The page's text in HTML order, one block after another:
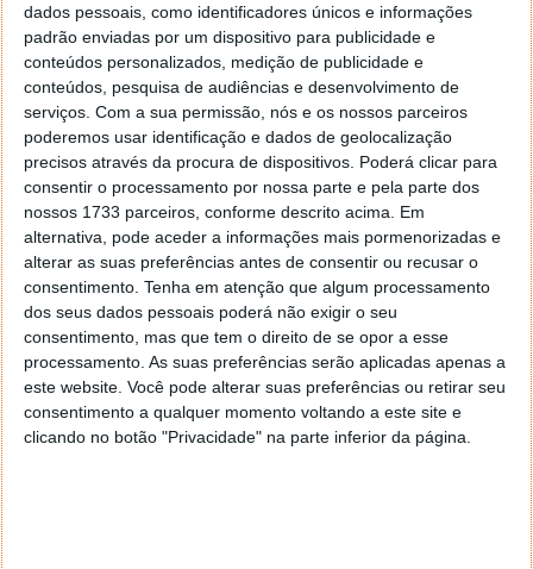
dados pessoais, como identificadores únicos e informações
padrão enviadas por um dispositivo para publicidade e
conteúdos personalizados, medição de publicidade e
conteúdos, pesquisa de audiências e desenvolvimento de
serviços. Com a sua permissão, nós e os nossos parceiros
poderemos usar identificação e dados de geolocalização
precisos através da procura de dispositivos. Poderá clicar para
consentir o processamento por nossa parte e pela parte dos
nossos 1733 parceiros, conforme descrito acima. Em
alternativa, pode aceder a informações mais pormenorizadas e
alterar as suas preferências antes de consentir ou recusar o
consentimento. Tenha em atenção que algum processamento
dos seus dados pessoais poderá não exigir o seu
consentimento, mas que tem o direito de se opor a esse
processamento. As suas preferências serão aplicadas apenas a
este website. Você pode alterar suas preferências ou retirar seu
consentimento a qualquer momento voltando a este site e
clicando no botão "Privacidade" na parte inferior da página.
Também esta máquina, além do controlo tátil, pode
ser controlada via app, tal como a anterior, e tem
disponíveis 12 receitas mais variadas funções de
cozimento. A potência máxima é de 1900W e tem